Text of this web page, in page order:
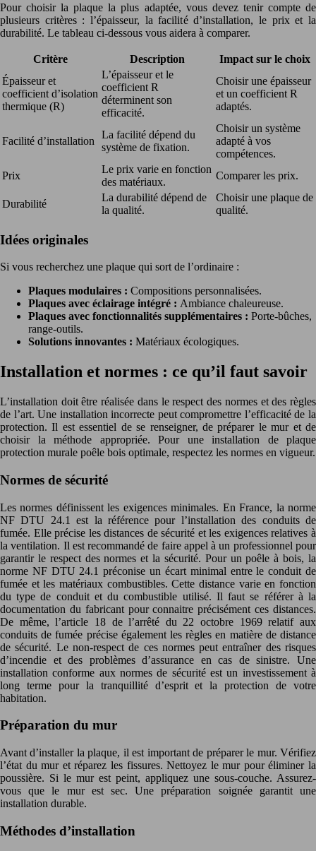
Pour choisir la plaque la plus adaptée, vous devez tenir compte de
plusieurs critères : l’épaisseur, la facilité d’installation, le prix et la
durabilité. Le tableau ci-dessous vous aidera à comparer.
Critère Description
Impact sur le choix
Épaisseur et
coefficient d’isolation
thermique (R)
L’épaisseur et le
coefficient R
déterminent son
efficacité.
Choisir une épaisseur
et un coefficient R
adaptés.
Facilité d’installation
La facilité dépend du
système de fixation.
Choisir un système
adapté à vos
compétences.
Prix
Le prix varie en fonction
des matériaux.
Comparer les prix.
Durabilité
La durabilité dépend de
la qualité.
Choisir une plaque de
qualité.
Idées originales
Si vous recherchez une plaque qui sort de l’ordinaire :
Plaques modulaires : Compositions personnalisées.
Plaques avec éclairage intégré : Ambiance chaleureuse.
Plaques avec fonctionnalités supplémentaires : Porte-bûches,
range-outils.
Solutions innovantes : Matériaux écologiques.
Installation et normes : ce qu’il faut savoir
L’installation doit être réalisée dans le respect des normes et des règles
de l’art. Une installation incorrecte peut compromettre l’efficacité de la
protection. Il est essentiel de se renseigner, de préparer le mur et de
choisir la méthode appropriée. Pour une installation de plaque
protection murale poêle bois optimale, respectez les normes en vigueur.
Normes de sécurité
Les normes définissent les exigences minimales. En France, la norme
NF DTU 24.1 est la référence pour l’installation des conduits de
fumée. Elle précise les distances de sécurité et les exigences relatives à
la ventilation. Il est recommandé de faire appel à un professionnel pour
garantir le respect des normes et la sécurité. Pour un poêle à bois, la
norme NF DTU 24.1 préconise un écart minimal entre le conduit de
fumée et les matériaux combustibles. Cette distance varie en fonction
du type de conduit et du combustible utilisé. Il faut se référer à la
documentation du fabricant pour connaitre précisément ces distances.
De même, l’article 18 de l’arrêté du 22 octobre 1969 relatif aux
conduits de fumée précise également les règles en matière de distance
de sécurité. Le non-respect de ces normes peut entraîner des risques
d’incendie et des problèmes d’assurance en cas de sinistre. Une
installation conforme aux normes de sécurité est un investissement à
long terme pour la tranquillité d’esprit et la protection de votre
habitation.
Préparation du mur
Avant d’installer la plaque, il est important de préparer le mur. Vérifiez
l’état du mur et réparez les fissures. Nettoyez le mur pour éliminer la
poussière. Si le mur est peint, appliquez une sous-couche. Assurez-
vous que le mur est sec. Une préparation soignée garantit une
installation durable.
Méthodes d’installation